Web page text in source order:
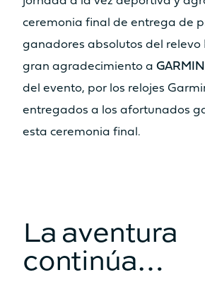
ceremonia final de entrega de
ganadores absolutos del relevo
gran agradecimiento a GARMIN
del evento, por los relojes
entregados a los afortunados
esta ceremonia final.
La aventura
continúa…